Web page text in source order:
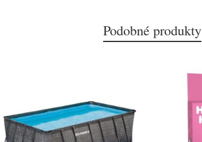
Podobné produkty